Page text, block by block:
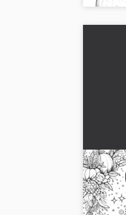
stor